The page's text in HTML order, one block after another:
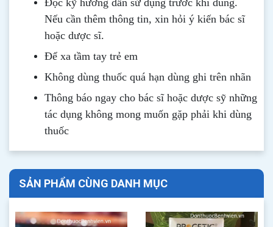
Đọc kỹ hướng dẫn sử dụng trước khi dùng.
Nếu cần thêm thông tin, xin hỏi ý kiến bác sĩ
hoặc dược sĩ.
Để xa tầm tay trẻ em
Không dùng thuốc quá hạn dùng ghi trên nhãn
Thông báo ngay cho bác sĩ hoặc dược sỹ những
tác dụng không mong muốn gặp phải khi dùng
thuốc
SẢN PHẨM CÙNG DANH MỤC